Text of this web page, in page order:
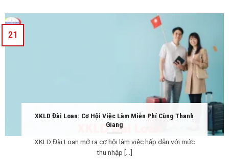
XKLD Đài Loan: Cơ Hội Việc Làm Miễn Phí Cùng Thanh
Giang
XKLD Đài Loan mở ra cơ hội làm việc hấp dẫn với mức
thu nhập [...]
21